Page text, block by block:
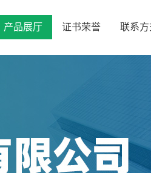
产品展厅 证书荣誉 联系方